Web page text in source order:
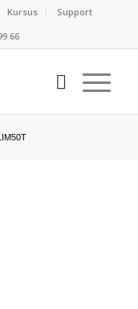
Kursus
Support
66